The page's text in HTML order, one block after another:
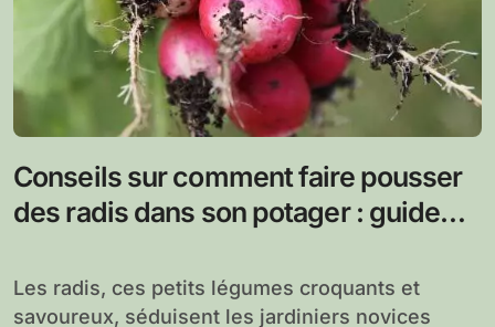
Conseils sur comment faire pousser
des radis dans son potager : guide
Les radis, ces petits légumes croquants et
savoureux, séduisent les jardiniers novices